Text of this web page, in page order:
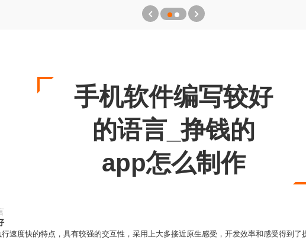
手机软件编写较好
的语言_挣钱的
app怎么制作
速度快的特点，具有较强的交互性，采用上大多接近原生感受，开发效率和感受得到了